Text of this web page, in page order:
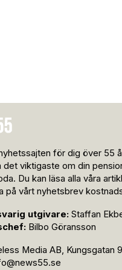
för dig över 55
det viktigaste om din
Du kan läsa alla våra
på vårt nyhetsbrev
utgivare: Staffan
Bilbo Göransson
Media AB, Kungsgatan